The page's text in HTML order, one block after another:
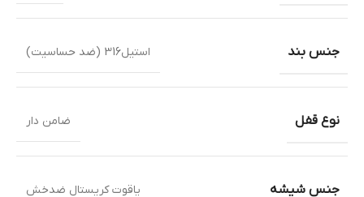
جنس بند استیل316 (ضد حساسیت)
نوع قفل ضامن دار
جنس شیشه یاقوت کریستال ضدخش